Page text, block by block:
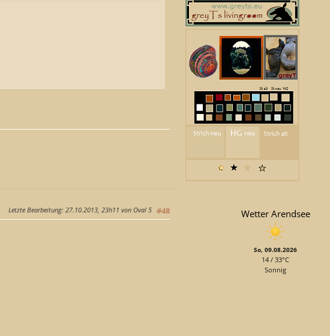
Wetter Arendsee
So, 09.08.2026
14 / 33°C
Sonnig
#48
Letzte Bearbeitung: 27.10.2013, 23h11 von Oval 5